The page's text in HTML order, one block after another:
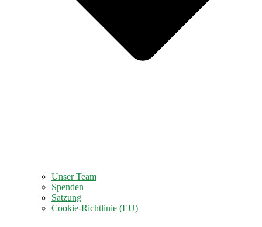
Unser Team
Spenden
Satzung
Cookie-Richtlinie (EU)